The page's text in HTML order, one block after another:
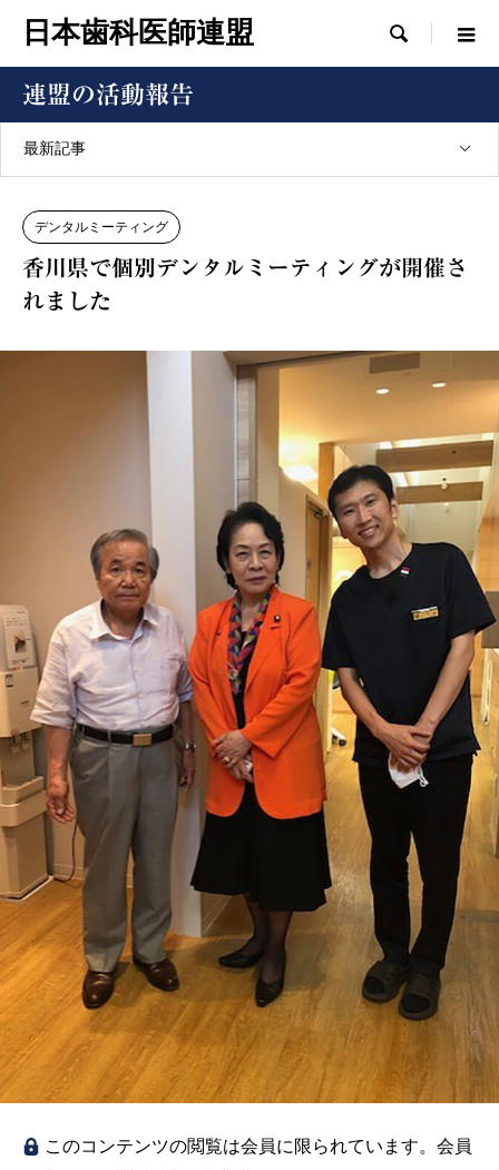
日本歯科医師連盟 
連盟の活動報告
最新記事
デンタルミーティング
香川県で個別デンタルミーティングが開催さ
れました
このコンテンツの閲覧は会員に限られています。会員